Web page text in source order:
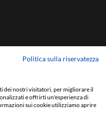
Politica sulla riservatezza
dei nostri visitatori, per migliorare il
e offrirti un'esperienza di
sui cookie utilizziamo aprire